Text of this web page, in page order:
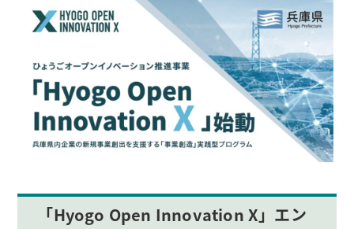
「Hyogo Open Innovation X」エン